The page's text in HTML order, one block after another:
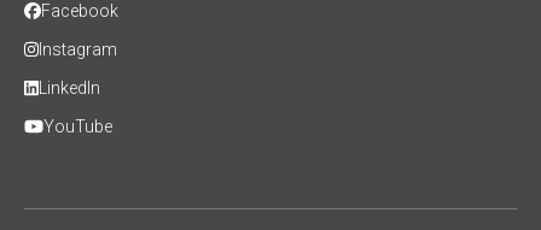
Facebook
Instagram
LinkedIn
YouTube